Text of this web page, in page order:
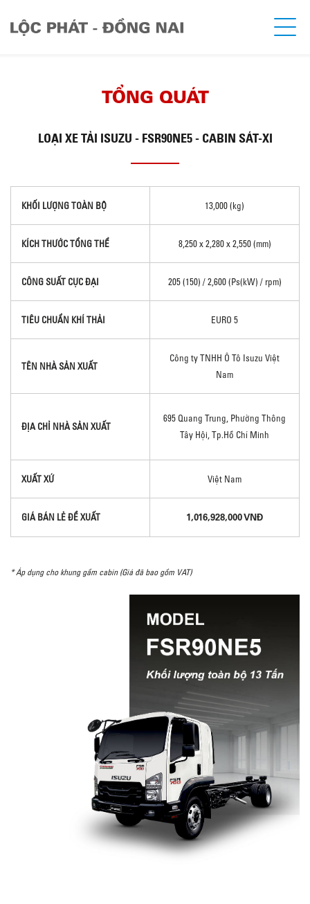
TỔNG QUÁT
LOẠI XE TẢI ISUZU - FSR90NE5 - CABIN SÁT-XI
KHỐI LƯỢNG TOÀN BỘ 13,000 (kg)
KÍCH THƯỚC TỔNG THỂ 8,250 x 2,280 x 2,550 (mm)
CÔNG SUẤT CỰC ĐẠI 205 (150) / 2,600 (Ps(kW) / rpm)
TIÊU CHUẨN KHÍ THẢI EURO 5
TÊN NHÀ SẢN XUẤT
Công ty TNHH Ô Tô Isuzu Việt
Nam
ĐỊA CHỈ NHÀ SẢN XUẤT
695 Quang Trung, Phường Thông
Tây Hội, Tp.Hồ Chí Minh
XUẤT XỨ Việt Nam
GIÁ BÁN LẺ ĐỀ XUẤT 1,016,928,000 VNĐ
* Áp dụng cho khung gầm cabin (Giá đã bao gồm VAT)